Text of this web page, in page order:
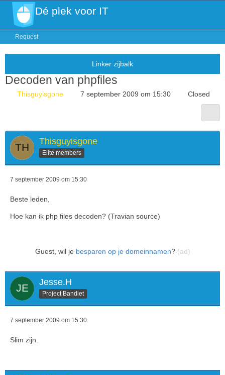
Dé plek voor IT
Request
Decoden van phpfiles
Thisguyisgone 7 september 2009 om 15:30 Closed
Thisguyisgone
Elite members
7 september 2009 om 15:30
Beste leden,
Hoe kan ik php files decoden? (Travian source)
Guest, wil je besparen op je domeinnamen? (ad)
Jesse.H
Project Bandiet
7 september 2009 om 15:30
Slim zijn.